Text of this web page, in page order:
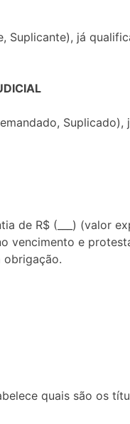
Suplicante), já
de R$ (___) (valor
vencimento e
obrigação.
quais são os